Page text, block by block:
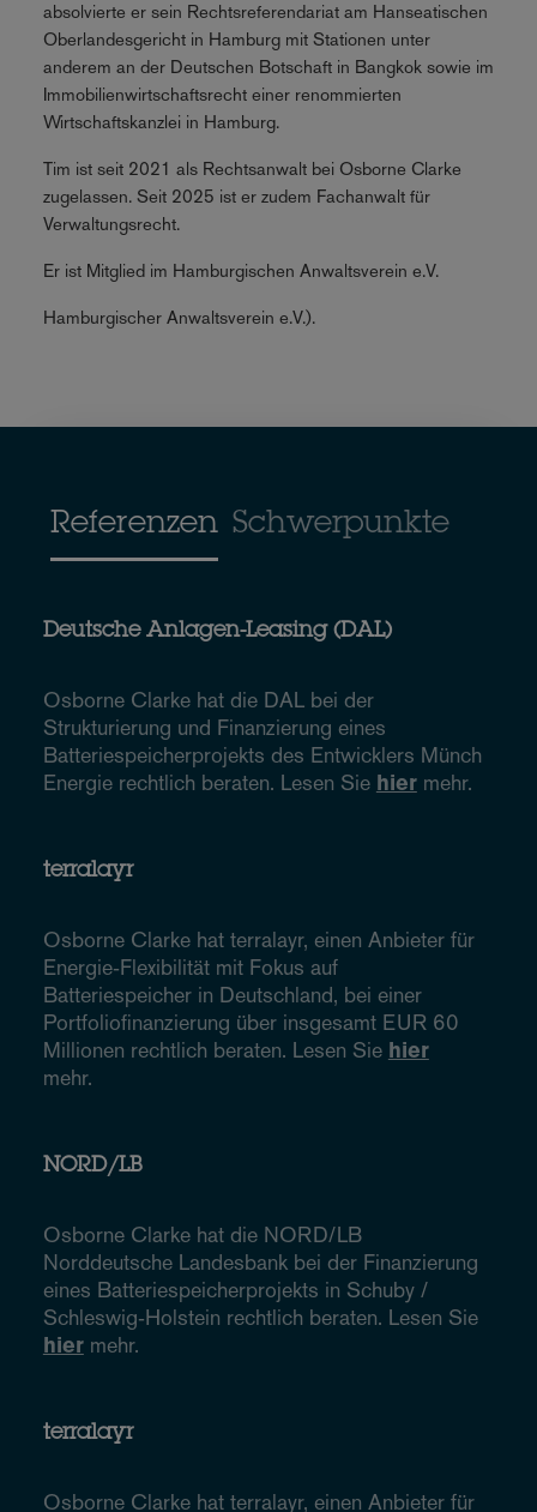
absolvierte er sein Rechtsreferendariat am Hanseatischen
Oberlandesgericht in Hamburg mit Stationen unter
anderem an der Deutschen Botschaft in Bangkok sowie im
Immobilienwirtschaftsrecht einer renommierten
Wirtschaftskanzlei in Hamburg.
Tim ist seit 2021 als Rechtsanwalt bei Osborne Clarke
zugelassen. Seit 2025 ist er zudem Fachanwalt für
Verwaltungsrecht.
Er ist Mitglied im Hamburgischen Anwaltsverein e.V.
Hamburgischer Anwaltsverein e.V.).
Referenzen Schwerpunkte
Deutsche Anlagen-Leasing (DAL)
Osborne Clarke hat die DAL bei der
Strukturierung und Finanzierung eines
Batteriespeicherprojekts des Entwicklers Münch
Energie rechtlich beraten. Lesen Sie hiermehr.
terralayr
Osborne Clarke hat terralayr, einen Anbieter für
Energie‑Flexibilität mit Fokus auf
Batteriespeicher in Deutschland, bei einer
Portfoliofinanzierung über insgesamt EUR 60
Millionen rechtlich beraten. Lesen Sie hier
mehr.
NORD/LB
Osborne Clarke hat die NORD/LB
Norddeutsche Landesbank bei der Finanzierung
eines Batteriespeicherprojekts in Schuby /
Schleswig‑Holstein rechtlich beraten. Lesen Sie
hiermehr.
terralayr
Osborne Clarke hat terralayr, einen Anbieter für